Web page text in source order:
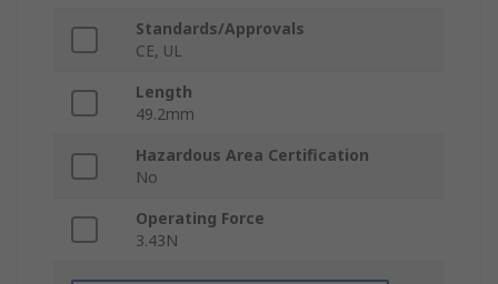
Standards/Approvals
CE, UL
Length
49.2mm
Hazardous Area Certification
No
Operating Force
3.43N